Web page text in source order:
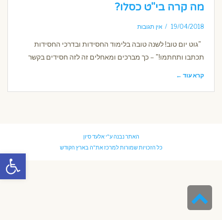
פתח
מה קרה בי"ט כסלו?
19/04/2018 אין תגובות
"גוט יום טוב! לשנה טובה בלימוד החסידות ובדרכי החסידות
תכתבו ותחתמו!" – כך מברכים ומאחלים זה לזה חסידים בקשר
קרא עוד ←
האתר נבנה ע"יאלעד סיון
כל הזכויות שמורות למרכז את"ה בארץ הקודש
לראש